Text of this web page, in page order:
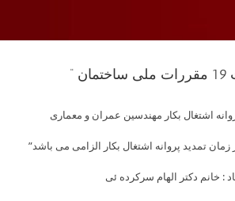
to
“
اشتغال بکار مهندسین عمران و معماری
زمان تمدید پروانه اشتغال بکار الزامی می باشد”
: خانم دکتر الهام سرکرده ئی